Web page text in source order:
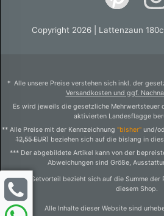
Copyright 2026 | Lattenzaun
* Alle unsere Preise verstehen sich inkl. der
Versandkosten und ggf.
Es wird jeweils die gesetzliche Mehrwertsteuer
aktivierten Landesflagge
** Alle Preise mit der Kennzeichnung "bisher"und/
12,55 EUR) beziehen sich auf die bislang in
*** Der abgebildete Artikel kann von der
Abweichungen sind Größe,
1) Der Setvorteil bezieht sich auf die Summe der
diesem Shop.
Alle Inhalte dieser Website sind